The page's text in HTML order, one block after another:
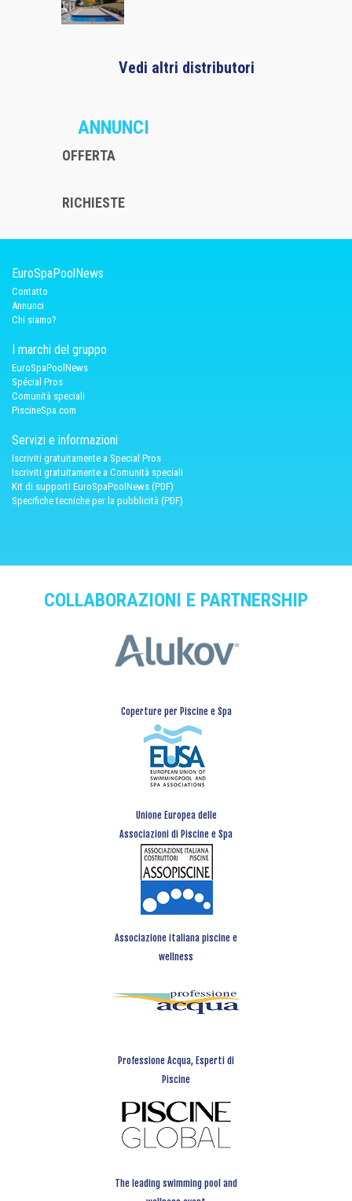
Vedi altri distributori
ANNUNCI
OFFERTA
RICHIESTE
EuroSpaPoolNews
Contatto
Annunci
Chi siamo?
I marchi del gruppo
EuroSpaPoolNews
Spécial Pros
Comunità speciali
PiscineSpa.com
Servizi e informazioni
Iscriviti gratuitamente a Special Pros
Iscriviti gratuitamente a Comunità speciali
Kit di supporti EuroSpaPoolNews (PDF)
Specifiche tecniche per la pubblicità (PDF)
COLLABORAZIONI E PARTNERSHIP
Coperture per Piscine e Spa
Unione Europea delle
Associazioni di Piscine e Spa
Associazione italiana piscine e
wellness
Professione Acqua, Esperti di
Piscine
The leading swimming pool and